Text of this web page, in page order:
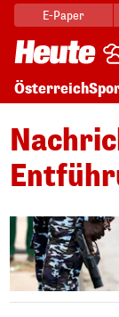
E-Paper
Österreich